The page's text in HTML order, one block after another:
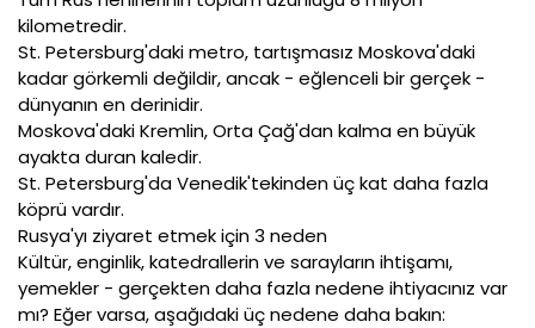
kilometredir.
St. Petersburg'daki metro, tartışmasız Moskova'daki
kadar görkemli değildir, ancak - eğlenceli bir gerçek -
dünyanın en derinidir.
Moskova'daki Kremlin, Orta Çağ'dan kalma en büyük
ayakta duran kaledir.
St. Petersburg'da Venedik'tekinden üç kat daha fazla
köprü vardır.
Rusya'yı ziyaret etmek için 3 neden
Kültür, enginlik, katedrallerin ve sarayların ihtişamı,
yemekler - gerçekten daha fazla nedene ihtiyacınız var
mı? Eğer varsa, aşağıdaki üç nedene daha bakın: